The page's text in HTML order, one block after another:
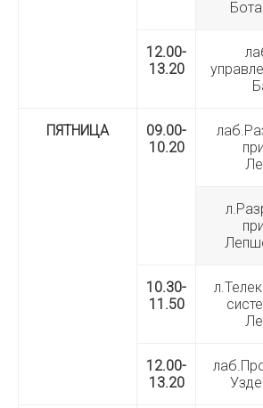
12.00-
13.20
ПЯТНИЦА
09.00-
10.20
10.30-
11.50
12.00-
13.20